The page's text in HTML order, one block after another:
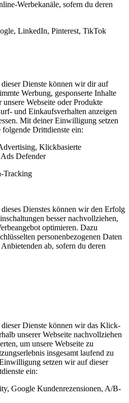
Werbekanäle, sofern du deren
LinkedIn, Pinterest, TikTok
Dienste können wir dir auf
Werbung, gesponserte Inhalte
Webseite oder Produkte
und Einkaufsverhalten anzeigen
Mit deiner Einwilligung setzen
Drittdienste ein:
Klickbasierte
Defender
Tracking
Dienstes können wir den Erfolg
besser nachvollziehen,
optimieren. Dazu
personenbezogenen Daten
ab, sofern du deren
Dienste können wir das Klick-
unserer Webseite nachvollziehen
um unsere Webseite zu
insgesamt laufend zu
setzen wir auf dieser
ein:
Google Kundenrezensionen, A/B-